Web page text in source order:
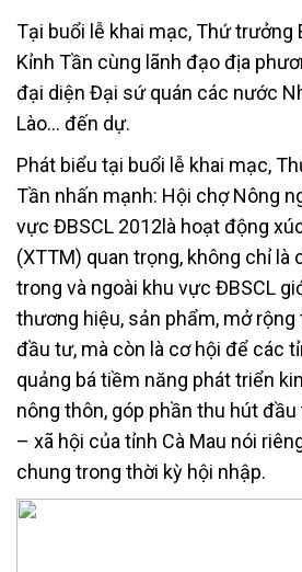
Tại buổi lễ khai mạc, Thứ trưởng
Kỉnh Tần cùng lãnh đạo địa
đại diện Đại sứ quán các nước
Lào… đến dự.
Phát biểu tại buổi lễ khai mạc,
Tần nhấn mạnh: Hội chợ Nông
vực ĐBSCL 2012là hoạt động
(XTTM) quan trọng, không chỉ là
trong và ngoài khu vực ĐBSCL
thương hiệu, sản phẩm, mở
đầu tư, mà còn là cơ hội để các
quảng bá tiềm năng phát triển
nông thôn, góp phần thu hút
– xã hội của tỉnh Cà Mau nói
chung trong thời kỳ hội nhập.